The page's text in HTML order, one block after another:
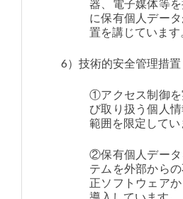
器、電子媒体等
に保有個人デー
置を講じています
6）技術的安全管理措置
①アクセス制御を
び取り扱う個人
範囲を限定してい
②保有個人データ
テムを外部から
正ソフトウェア